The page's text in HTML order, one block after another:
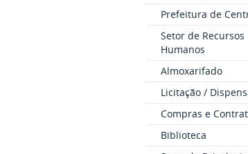
Prefeitura de
Setor de Recursos
Humanos
Almoxarifado
Licitação /
Compras e
Biblioteca